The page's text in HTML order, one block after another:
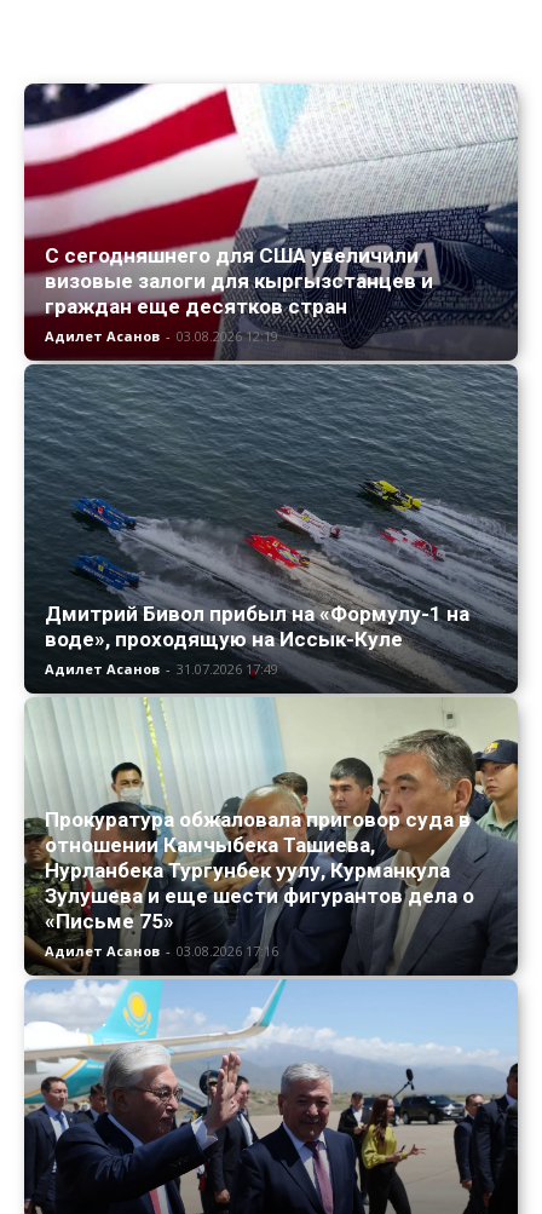
С сегодняшнего для США увеличили
визовые залоги для кыргызстанцев и
граждан еще десятков стран
Адилет Асанов - 03.08.2026 12:19
Дмитрий Бивол прибыл на «Формулу-1 на
воде», проходящую на Иссык-Куле
Адилет Асанов - 31.07.2026 17:49
Прокуратура обжаловала приговор суда в
отношении Камчыбека Ташиева,
Нурланбека Тургунбек уулу, Курманкула
Зулушева и еще шести фигурантов дела о
«Письме 75»
Адилет Асанов - 03.08.2026 17:16